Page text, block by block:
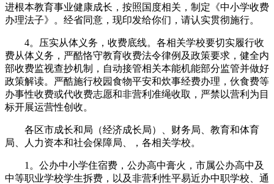
进根本教育事业健康成长，按照国度相关，制定《中小学收费
办理法子》。经省同意，现印发给你们，请认实贯彻施行。
4。压实从体义务，收费底线。各相关学校要切实履行收
费从体义务，严酷恪守教育收费法令律例及政策要求，健全内
部收费监视查抄机制，自动接管相关本能机能部分监管并做好
政策解读。严酷施行校园食物平安和炊事经费办理，伙食费等
办事性收费或代收费志愿和非营利准绳收取，严禁以营利为目
标开展运营性创收。
各区市成长和局（经济成长局）、财务局、教育和体育
局、人力资本和社会保障局、，各相关学校。
1。公办中小学住宿费，公办高中膏火，市属公办高中及
中等职业学校学生拆费，以及非营利性平易近办中职学校、通